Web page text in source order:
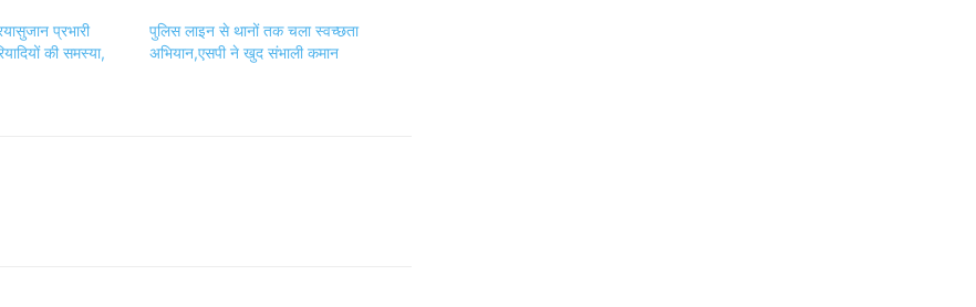
प्रभारी
की समस्या,
पुलिस लाइन से थानों तक चला स्वच्छता
अभियान,एसपी ने खुद संभाली कमान